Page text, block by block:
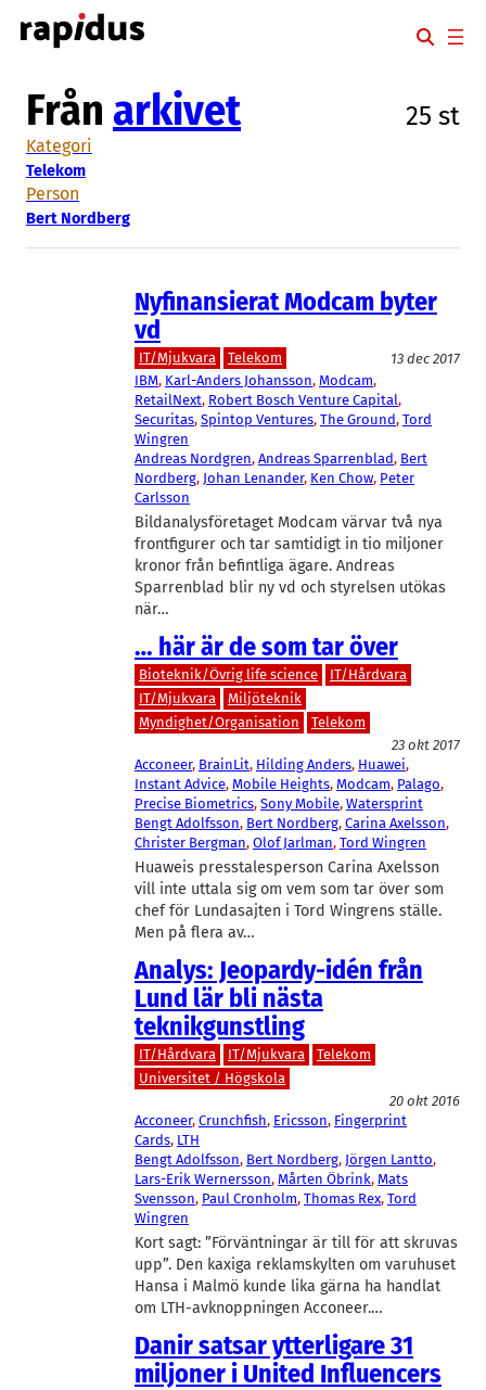
Hoppa
till
Från arkivet 25 st
Kategori
Telekom
Person
Bert Nordberg
Nyfinansierat Modcam byter
vd
IT/Mjukvara Telekom
13 dec 2017
IBM, Karl-Anders Johansson, Modcam
RetailNext, Robert Bosch Venture Capital
Securitas, Spintop Ventures, The Ground, Tord
Wingren
Andreas Nordgren, Andreas Sparrenblad, Bert
Nordberg, Johan Lenander, Ken Chow, Peter
Carlsson
Bildanalysföretaget Modcam värvar två nya
frontfigurer och tar samtidigt in tio miljoner
kronor från befintliga ägare. Andreas
Sparrenblad blir ny vd och styrelsen utökas
när…
… här är de som tar över
Bioteknik/Övrig life science
IT/Hårdvara
IT/Mjukvara
Miljöteknik
Myndighet/Organisation
Telekom
23 okt 2017
Acconeer, BrainLit, Hilding Anders, Huawei
Instant Advice, Mobile Heights, Modcam, Palago
Precise Biometrics, Sony Mobile, Watersprint
Bengt Adolfsson, Bert Nordberg, Carina Axelsson
Christer Bergman, Olof Jarlman, Tord Wingren
Huaweis presstalesperson Carina Axelsson
vill inte uttala sig om vem som tar över som
chef för Lundasajten i Tord Wingrens ställe.
Men på flera av…
Analys: Jeopardy-idén från
Lund lär bli nästa
teknikgunstling
IT/Hårdvara IT/Mjukvara
Telekom
Universitet / Högskola
20 okt 2016
Acconeer, Crunchfish, Ericsson, Fingerprint
Cards, LTH
Bengt Adolfsson, Bert Nordberg, Jörgen Lantto
Lars-Erik Wernersson, Mårten Öbrink, Mats
Svensson, Paul Cronholm, Thomas Rex, Tord
Wingren
Kort sagt: ”Förväntningar är till för att skruvas
upp”. Den kaxiga reklamskylten om varuhuset
Hansa i Malmö kunde lika gärna ha handlat
om LTH-avknoppningen Acconeer.…
Danir satsar ytterligare 31
miljoner i United Influencers